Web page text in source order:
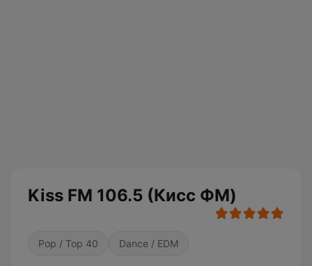
Kiss FM 106.5 (Кисc ФМ)
Pop / Top 40 Dance / EDM